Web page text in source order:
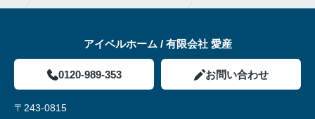
アイベルホーム / 有限会社 愛産
0120-989-353 お問い合わせ
〒243-0815